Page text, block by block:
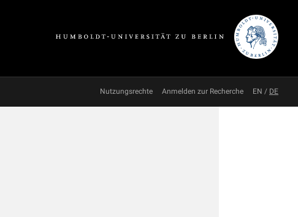
Nutzungsrechte Anmelden zur Recherche EN / DE